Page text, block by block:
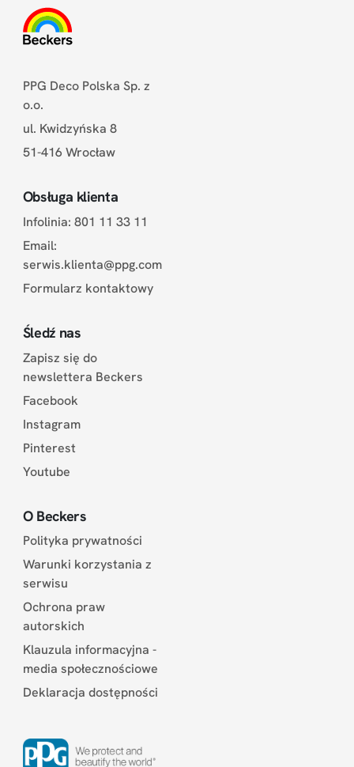
PPG Deco Polska Sp. z
o.o.
ul. Kwidzyńska 8
51-416 Wrocław
Obsługa klienta
Infolinia: 801 11 33 11
Email:
serwis.klienta@ppg.com
Formularz kontaktowy
Śledź nas
Zapisz się do
newslettera Beckers
Facebook
Instagram
Pinterest
Youtube
O Beckers
Polityka prywatności
Warunki korzystania z
serwisu
Ochrona praw
autorskich
Klauzula informacyjna -
media społecznościowe
Deklaracja dostępności